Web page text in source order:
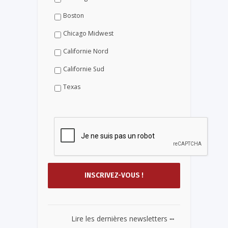
Boston
Chicago Midwest
Californie Nord
Californie Sud
Texas
Lire les dernières newsletters ...